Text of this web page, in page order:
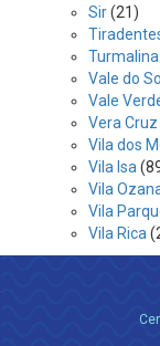
Sir(21)
Turmalina
Vale do Sol
Vale
Vera Cruz
Vila dos
Vila Isa
Vila
Vila
Vila Rica